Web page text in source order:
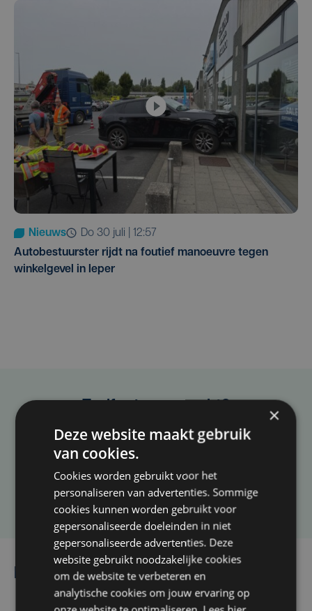
Nieuws
do 30 juli | 12:57
Autobestuurster rijdt na foutief manoeuvre tegen
winkelgevel in Ieper
Heb je een taal- of schrijffout opgemerkt in dit
Laat het ons weten
Lees ook
×
Deze website maakt gebruik
van cookies.
Cookies worden gebruikt voor het
personaliseren van advertenties. Sommige
cookies kunnen worden gebruikt voor
gepersonaliseerde doeleinden in niet
gepersonaliseerde advertenties. Deze
website gebruikt noodzakelijke cookies
om de website te verbeteren en
analytische cookies om jouw ervaring op